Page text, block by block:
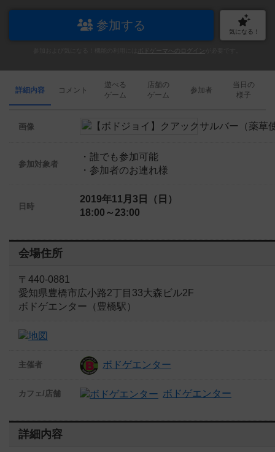
参加する 気になる！
ボドゲーマへのログイン
詳細内容 コメント
遊べる
ゲーム
店舗の
ゲーム
参加者
当日の
様子
画像
参加対象者
・誰でも参加可能
・参加者のお連れ様
日時
2019年11月3日（日）
18:00～23:00
会場住所
〒440-0881
愛知県豊橋市広小路2丁目33大森ビル2F
ボドゲエンター（豊橋駅）
主催者 ボドゲエンター
カフェ/店舗 ボドゲエンター
詳細内容